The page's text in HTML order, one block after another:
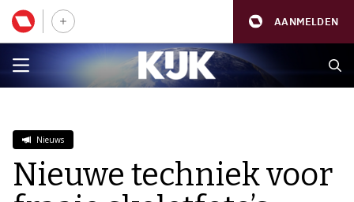
AANMELDEN
Nieuws
Nieuwe techniek voor